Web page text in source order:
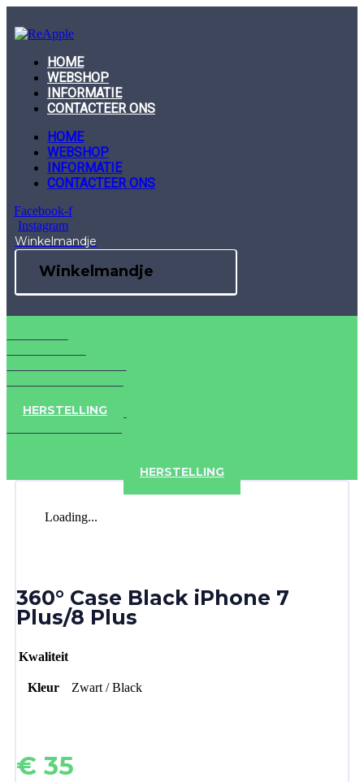
to
content
HOME
WEBSHOP
INFORMATIE
CONTACTEER ONS
HOME
WEBSHOP
INFORMATIE
CONTACTEER ONS
Facebook-f
Instagram
Winkelmandje
Winkelmandje
HERSTELLING
HERSTELLING
Loading...
360° Case Black iPhone 7
Plus/8 Plus
Kwaliteit
Kleur Zwart / Black
€ 35